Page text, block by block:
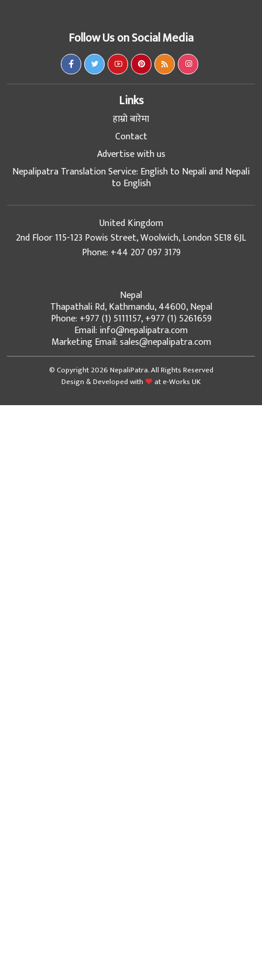
Follow Us on Social Media
Links
हाम्रो बारेमा
Contact
Advertise with us
Nepalipatra Translation Service: English to Nepali and Nepali
to English
United Kingdom
2nd Floor 115-123 Powis Street, Woolwich, London SE18 6JL
Phone: +44 207 097 3179
Nepal
Thapathali Rd, Kathmandu, 44600, Nepal
Phone: +977 (1) 5111157, +977 (1) 5261659
Email: info@nepalipatra.com
Marketing Email: sales@nepalipatra.com
© Copyright 2026 NepaliPatra. All Rights Reserved
Design & Developed with
ate-Works UK